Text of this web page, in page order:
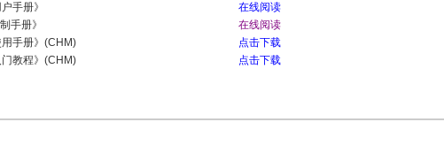
用户手册》
在线阅读
定制手册》
在线阅读
使用手册》(CHM)
点击下载
入门教程》(CHM)
点击下载